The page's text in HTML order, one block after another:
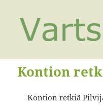
Kontion
Kontion retkiä